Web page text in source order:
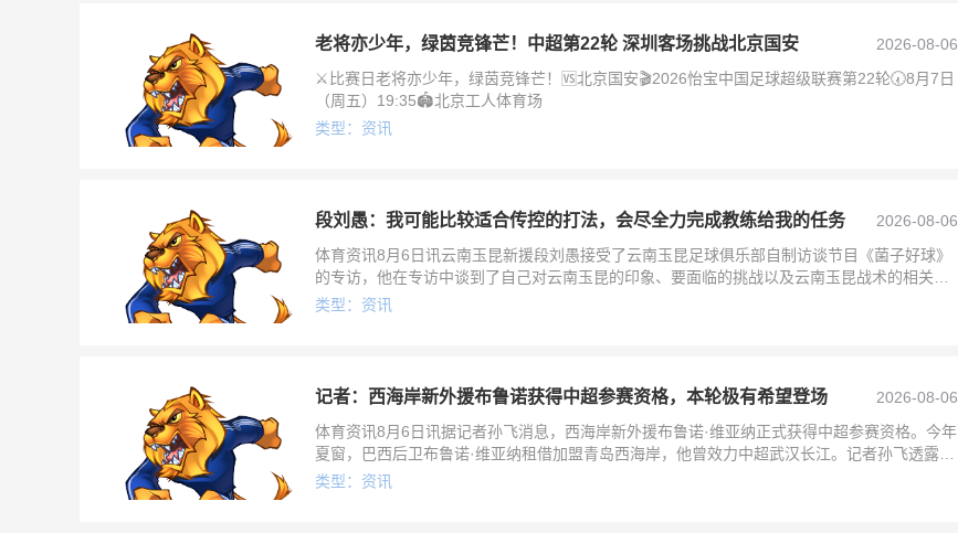
老将亦少年，绿茵竞锋芒！中超第22轮 深圳客场挑战北京国安
2026-08-06
⚔️比赛日老将亦少年，绿茵竞锋芒！🆚北京国安🎬2026怡宝中国足球超级联赛第22轮🕢8月7日
（周五）19:35🏟北京工人体育场
类型：资讯
段刘愚：我可能比较适合传控的打法，会尽全力完成教练给我的任务
2026-08-06
体育资讯8月6日讯云南玉昆新援段刘愚接受了云南玉昆足球俱乐部自制访谈节目《菌子好球》
的专访，他在专访中谈到了自己对云南玉昆的印象、要面临的挑战以及云南玉昆战术的相关话
题。谈加盟玉昆之前，对玉昆的印象段刘
类型：资讯
记者：西海岸新外援布鲁诺获得中超参赛资格，本轮极有希望登场
2026-08-06
体育资讯8月6日讯据记者孙飞消息，西海岸新外援布鲁诺·维亚纳正式获得中超参赛资格。今年
夏窗，巴西后卫布鲁诺·维亚纳租借加盟青岛西海岸，他曾效力中超武汉长江。记者孙飞透露，
布鲁诺·维亚纳昨天正式获得中超参
类型：资讯